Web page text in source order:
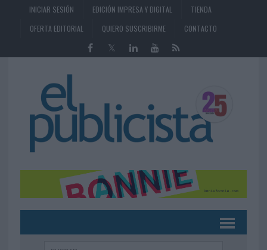
INICIAR SESIÓN EDICIÓN IMPRESA Y DIGITAL
TIENDA
OFERTA EDITORIAL
QUIERO SUSCRIBIRME CONTACTO